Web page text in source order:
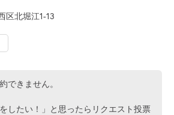
区北堀江1-13
できません。
したい！」と思ったらリクエスト投票